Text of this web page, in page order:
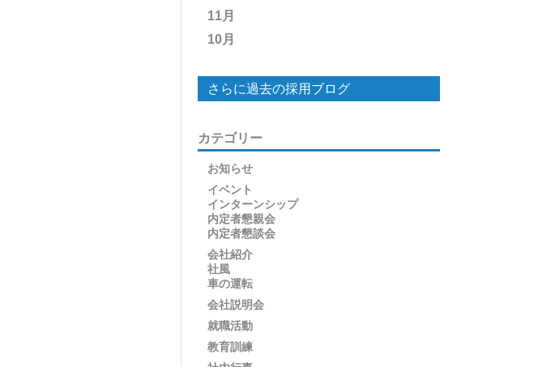
11月
10月
さらに過去の採用ブログ
カテゴリー
お知らせ
イベント
インターンシップ
内定者懇親会
内定者懇談会
会社紹介
社風
車の運転
会社説明会
就職活動
教育訓練